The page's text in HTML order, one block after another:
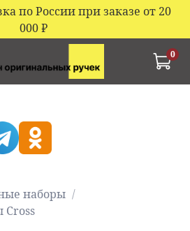
по России при заказе от 20
000₽
0
наборы